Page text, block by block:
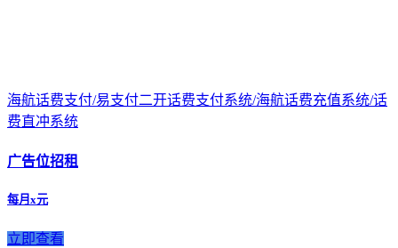
海航话费支付/易支付二开话费支付系统/海航话费充值系统/话
费直冲系统
广告位招租
每月x元
立即查看